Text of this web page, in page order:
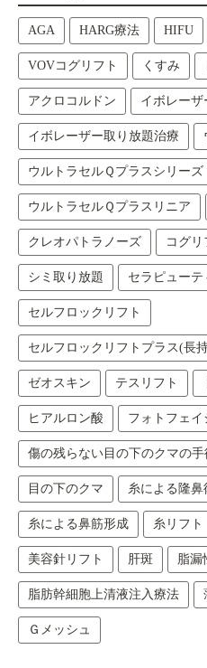
AGA HARG療法 HIFU
VOVコグリフト くすみ
アクロコルドン イボレーザ
イボレーザー取り放題治療
ウルトラセルＱプラスシリーズ
ウルトラセルＱプラスリニア
クレオパトラノーズ コグリ
シミ取り放題 セラピューテ
セルフロックリフト
セルフロックリフトプラス(長
ゼオスキン テスリフト
ヒアルロン酸 フォトフェイ
傷の残らない目の下のクマの手
目の下のクマ 糸による隆鼻
糸による鼻筋形成 糸リフト
美容針リフト 肝斑 脂漏
脂肪幹細胞上清液注入療法
Ｇメッシュ